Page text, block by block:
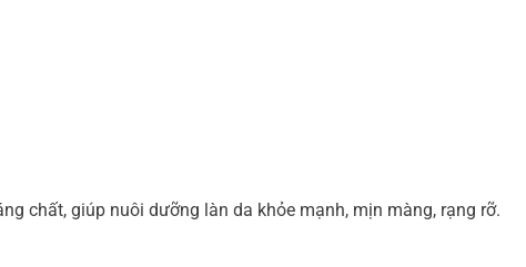
chất, giúp nuôi dưỡng làn da khỏe mạnh, mịn màng, rạng rỡ.